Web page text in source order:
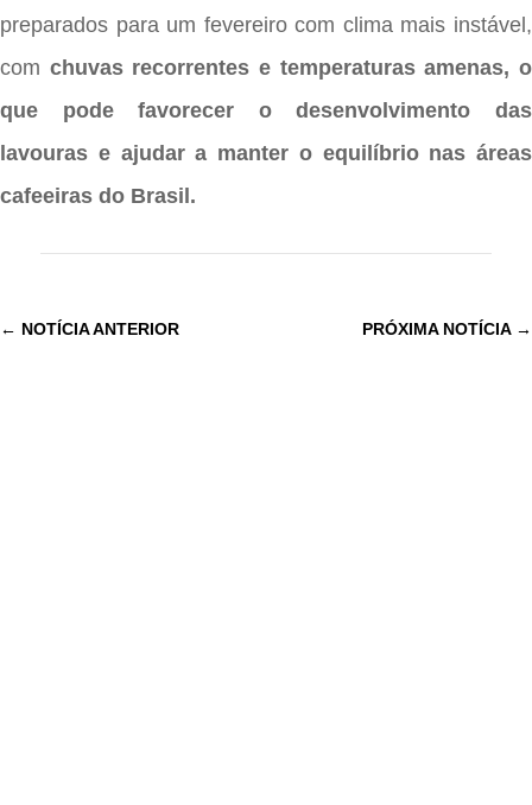
preparados para um fevereiro com clima mais instável,
com chuvas recorrentes e temperaturas amenas, o
que pode favorecer o desenvolvimento das
lavouras e ajudar a manter o equilíbrio nas áreas
cafeeiras do Brasil.
← NOTÍCIA ANTERIOR PRÓXIMA NOTÍCIA→